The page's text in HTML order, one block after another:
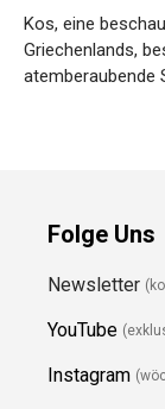
Kos, eine
Griechenlands,
atemberaubende
Folge Uns
Newsletter
YouTube
Instagram